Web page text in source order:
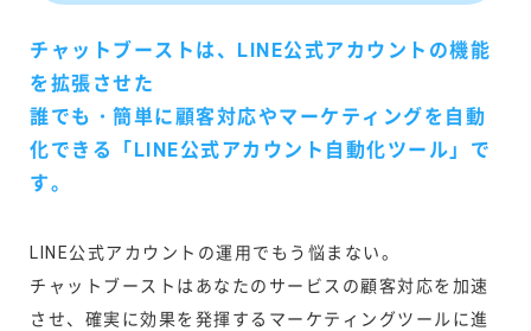
チャットブーストは、LINE公式アカウントの機能
を拡張させた
誰でも・簡単に顧客対応やマーケティングを自動
化できる「LINE公式アカウント自動化ツール」で
す。
LINE公式アカウントの運用でもう悩まない。
チャットブーストはあなたのサービスの顧客対応を加速
させ、確実に効果を発揮するマーケティングツールに進